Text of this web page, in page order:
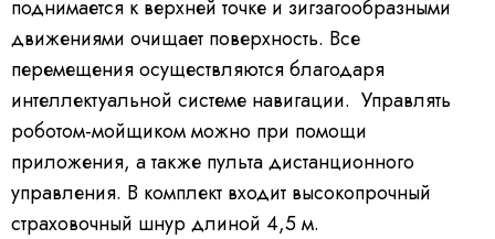
поднимается к верхней точке и зигзагообразными
движениями очищает поверхность. Все
перемещения осуществляются благодаря
интеллектуальной системе навигации. Управлять
роботом-мойщиком можно при помощи
приложения, а также пульта дистанционного
управления. В комплект входит высокопрочный
страховочный шнур длиной 4,5 м.